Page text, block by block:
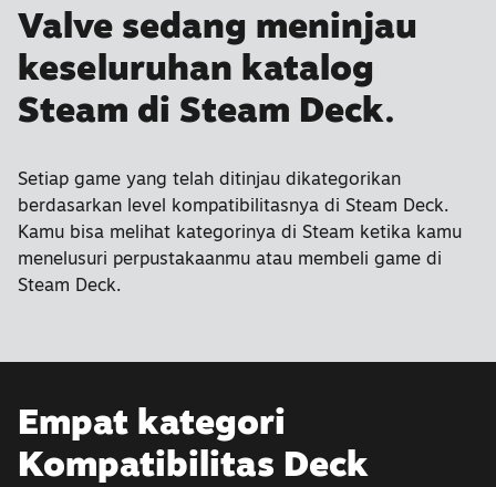
Valve sedang meninjau
keseluruhan katalog
Steam di Steam Deck.
Setiap game yang telah ditinjau dikategorikan
berdasarkan level kompatibilitasnya di Steam Deck.
Kamu bisa melihat kategorinya di Steam ketika kamu
menelusuri perpustakaanmu atau membeli game di
Steam Deck.
Empat kategori
Kompatibilitas Deck